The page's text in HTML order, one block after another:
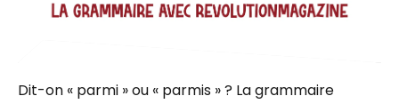
Dit-on « parmi » ou « parmis » ? La grammaire